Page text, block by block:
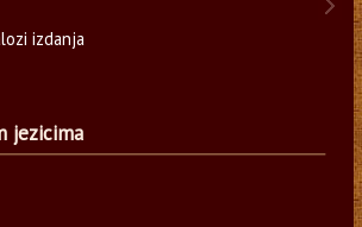
izdanja
jezicima